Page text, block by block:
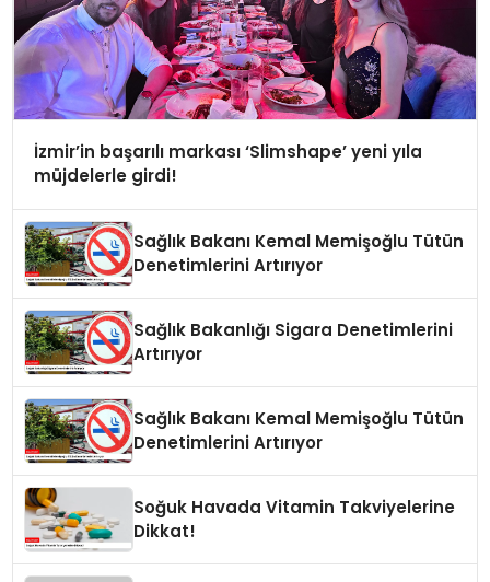
İzmir’in başarılı markası ‘Slimshape’ yeni yıla
müjdelerle girdi!
Sağlık Bakanı Kemal Memişoğlu Tütün
Denetimlerini Artırıyor
Sağlık Bakanlığı Sigara Denetimlerini
Artırıyor
Sağlık Bakanı Kemal Memişoğlu Tütün
Denetimlerini Artırıyor
Soğuk Havada Vitamin Takviyelerine
Dikkat!